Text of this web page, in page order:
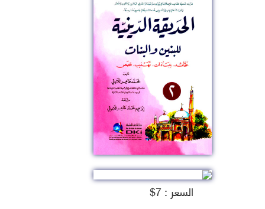
السعر : 7$